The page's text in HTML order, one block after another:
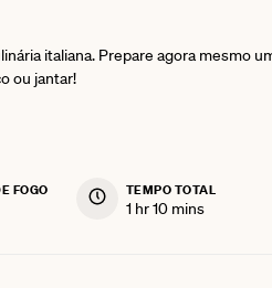
italiana. Prepare agora mesmo
ou jantar!
FOGO TEMPO TOTAL
1hour
hr10minutes
mins